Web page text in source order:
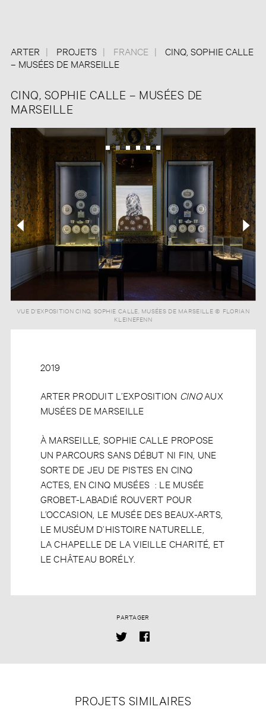
ARTER PROJETS FRANCE
CINQ, SOPHIE CALLE
– MUSÉES DE MARSEILLE
CINQ, SOPHIE CALLE – MUSÉES DE
MARSEILLE
VUE D'EXPOSITION CINQ, SOPHIE CALLE, MUSÉES DE MARSEILLE © FLORIAN
KLEINEFENN
2019
ARTER PRODUIT L’EXPOSITION CINQAUX
MUSÉES DE MARSEILLE
À MARSEILLE, SOPHIE CALLE PROPOSE
UN PARCOURS SANS DÉBUT NI FIN, UNE
SORTE DE JEU DE PISTES EN CINQ
ACTES, EN CINQ MUSÉES : LE MUSÉE
GROBET-LABADIÉ ROUVERT POUR
L’OCCASION, LE MUSÉE DES BEAUX-ARTS,
LE MUSÉUM D’HISTOIRE NATURELLE,
LA CHAPELLE DE LA VIEILLE CHARITÉ, ET
LE CHÂTEAU BORÉLY.
PARTAGER
PROJETS SIMILAIRES